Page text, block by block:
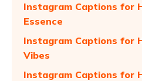
Instagram Captions for
Essence
Instagram Captions for
Vibes
Instagram Captions for